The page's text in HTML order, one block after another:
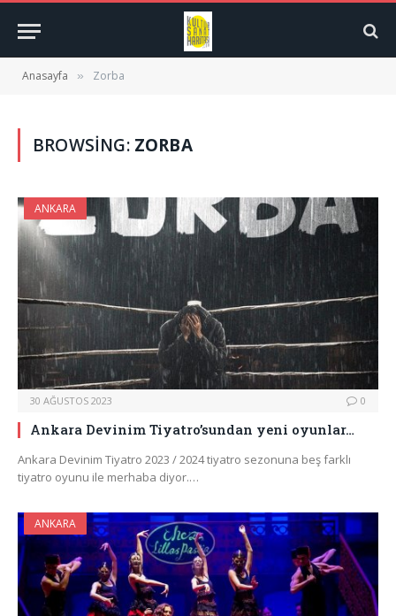
Anasayfa » Zorba
BROWSING: ZORBA
ANKARA
30 AĞUSTOS 2023 0
Ankara Devinim Tiyatro’sundan yeni oyunlar…
Ankara Devinim Tiyatro 2023 / 2024 tiyatro sezonuna beş farklı
tiyatro oyunu ile merhaba diyor.…
ANKARA